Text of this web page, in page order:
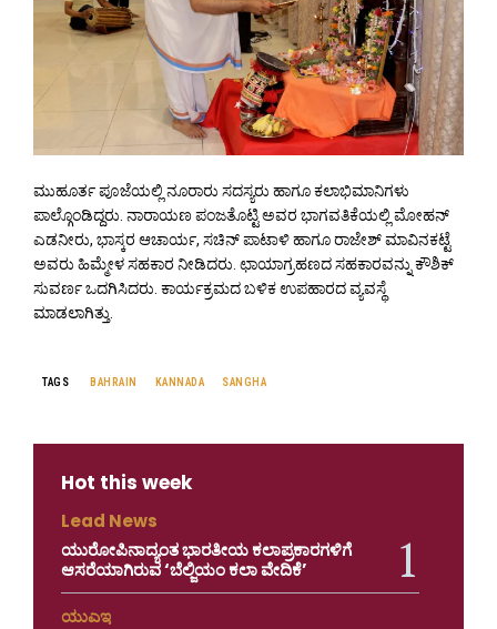
ಮುಹೂರ್ತ ಪೂಜೆಯಲ್ಲಿ ನೂರಾರು ಸದಸ್ಯರು ಹಾಗೂ ಕಲಾಭಿಮಾನಿಗಳು
ಪಾಲ್ಗೊಂಡಿದ್ದರು. ನಾರಾಯಣ ಪಂಜತೊಟ್ಟಿ ಅವರ ಭಾಗವತಿಕೆಯಲ್ಲಿ ಮೋಹನ್
ಎಡನೀರು, ಭಾಸ್ಕರ ಆಚಾರ್ಯ, ಸಚಿನ್ ಪಾಟಾಳಿ ಹಾಗೂ ರಾಜೇಶ್ ಮಾವಿನಕಟ್ಟೆ
ಅವರು ಹಿಮ್ಮೇಳ ಸಹಕಾರ ನೀಡಿದರು. ಛಾಯಾಗ್ರಹಣದ ಸಹಕಾರವನ್ನು ಕೌಶಿಕ್
ಸುವರ್ಣ ಒದಗಿಸಿದರು. ಕಾರ್ಯಕ್ರಮದ ಬಳಿಕ ಉಪಹಾರದ ವ್ಯವಸ್ಥೆ
ಮಾಡಲಾಗಿತ್ತು.
TAGS BAHRAIN KANNADA SANGHA
Hot this week
Lead News
ಯುರೋಪಿನಾದ್ಯಂತ ಭಾರತೀಯ ಕಲಾಪ್ರಕಾರಗಳಿಗೆ
ಆಸರೆಯಾಗಿರುವ ‘ಬೆಲ್ಜಿಯಂ ಕಲಾ ವೇದಿಕೆ’
ಯುಎಇ